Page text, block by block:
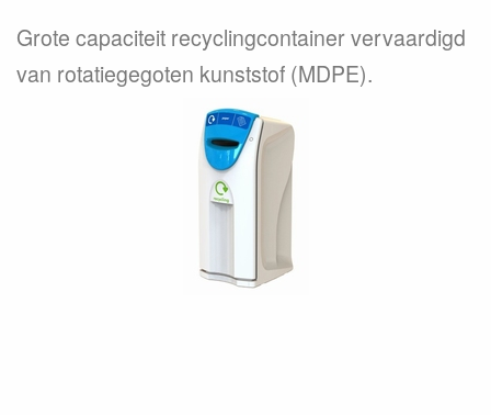
Grote capaciteit recyclingcontainer vervaardigd
van rotatiegegoten kunststof (MDPE).